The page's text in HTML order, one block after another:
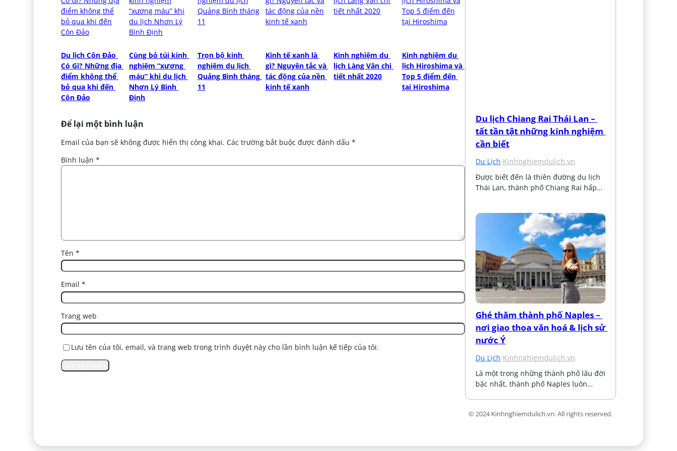
Du lịch Côn Đảo
Có Gì? Những địa
điểm không thể
bỏ qua khi đến
Côn Đảo
Cùng bỏ túi kinh
nghiệm “xương
máu” khi du lịch
Nhơn Lý Bình
Định
Trọn bộ kinh
nghiệm du lịch
Quảng Bình tháng
11
Kinh tế xanh là
gì? Nguyên tắc và
tác động của nền
kinh tế xanh
Kinh nghiệm du
lịch Làng Vân chi
tiết nhất 2020
Kinh nghiệm du
lịch Hiroshima và
Top 5 điểm đến
tại Hiroshima
Để lại một bình luận
Email của bạn sẽ không được hiển thị công khai. Các trường bắt buộc được đánh dấu *
Bình luận *
Tên *
Email *
Trang web
Lưu tên của tôi, email, và trang web trong trình duyệt này cho lần bình luận kế tiếp của tôi.
Du lịch Chiang Rai Thái Lan –
tất tần tật những kinh nghiệm
cần biết
Du Lịch·Kinhnghiemdulich.vn
Được biết đến là thiên đường du lịch
Thái Lan, thành phố Chiang Rai hấp…
Ghé thăm thành phố Naples –
nơi giao thoa văn hoá & lịch sử
nước Ý
Du Lịch·Kinhnghiemdulich.vn
Là một trong những thành phố lâu đời
bậc nhất, thành phố Naples luôn…
© 2024 Kinhnghiemdulich.vn. All rights reserved.